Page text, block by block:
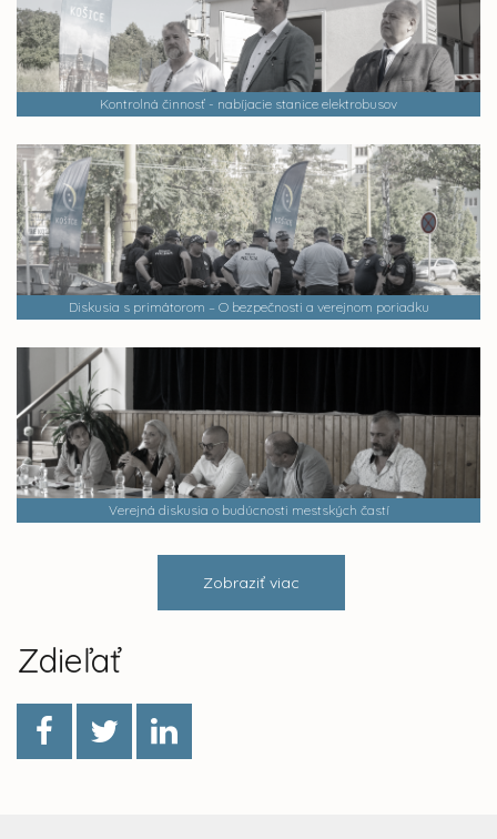
Kontrolná činnosť - nabíjacie stanice elektrobusov
Diskusia s primátorom – O bezpečnosti a verejnom poriadku
Verejná diskusia o budúcnosti mestských častí
Zobraziť viac
Zdieľať